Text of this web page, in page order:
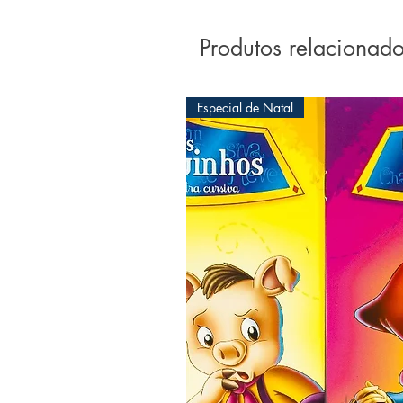
Produtos
Especial de Natal